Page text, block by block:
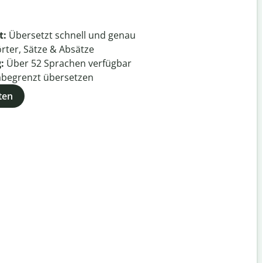
Übersetzt schnell und genau
Sätze & Absätze
Über 52Sprachen verfügbar
übersetzen